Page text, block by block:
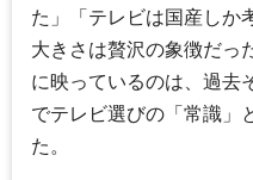
た」「テレビは国産しか
大きさは贅沢の象徴だっ
に映っているのは、過去
でテレビ選びの「常識」
た。